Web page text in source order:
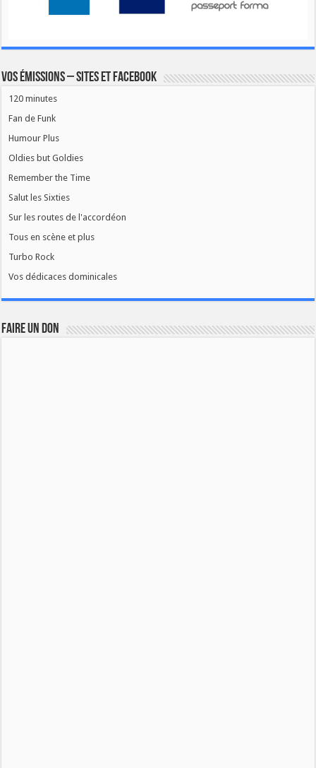
Vos émissions – Sites et Facebook
120 minutes
Fan de Funk
Humour Plus
Oldies but Goldies
Remember the Time
Salut les Sixties
Sur les routes de l'accordéon
Tous en scène et plus
Turbo Rock
Vos dédicaces dominicales
FAIRE UN DON